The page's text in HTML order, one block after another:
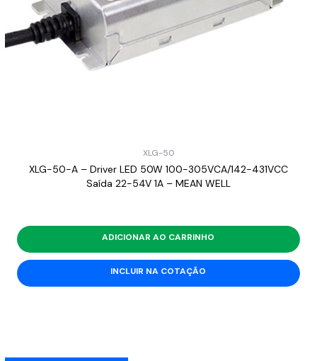
XLG-50
XLG-50-A – Driver LED 50W 100-305VCA/142-431VCC
Saída 22-54V 1A – MEAN WELL
ADICIONAR AO CARRINHO
INCLUIR NA COTAÇÃO